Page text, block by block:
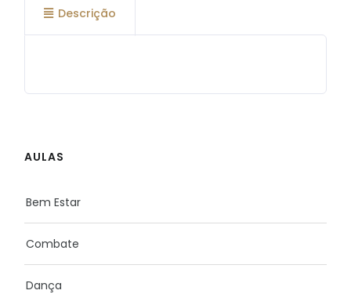
Descrição
AULAS
Bem Estar
Combate
Dança